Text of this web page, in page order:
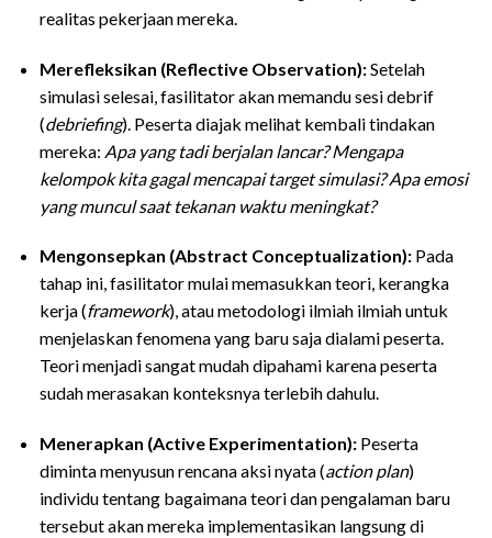
realitas pekerjaan mereka.
Merefleksikan (Reflective Observation):Setelah
simulasi selesai, fasilitator akan memandu sesi debrif
(debriefing). Peserta diajak melihat kembali tindakan
mereka: Apa yang tadi berjalan lancar? Mengapa
kelompok kita gagal mencapai target simulasi? Apa emosi
yang muncul saat tekanan waktu meningkat?
Mengonsepkan (Abstract Conceptualization):Pada
tahap ini, fasilitator mulai memasukkan teori, kerangka
kerja (framework), atau metodologi ilmiah ilmiah untuk
menjelaskan fenomena yang baru saja dialami peserta.
Teori menjadi sangat mudah dipahami karena peserta
sudah merasakan konteksnya terlebih dahulu.
Menerapkan (Active Experimentation):Peserta
diminta menyusun rencana aksi nyata (action plan)
individu tentang bagaimana teori dan pengalaman baru
tersebut akan mereka implementasikan langsung di